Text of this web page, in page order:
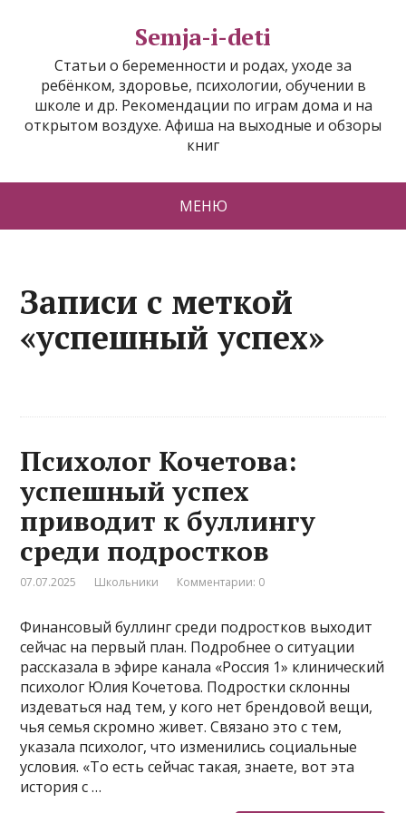
Semja-i-deti
Статьи о беременности и родах, уходе за
ребёнком, здоровье, психологии, обучении в
школе и др. Рекомендации по играм дома и на
открытом воздухе. Афиша на выходные и обзоры
книг
МЕНЮ
Записи с меткой
«успешный успех»
Психолог Кочетова:
успешный успех
приводит к буллингу
среди подростков
07.07.2025 Школьники Комментарии: 0
Финансовый буллинг среди подростков выходит
сейчас на первый план. Подробнее о ситуации
рассказала в эфире канала «Россия 1» клинический
психолог Юлия Кочетова. Подростки склонны
издеваться над тем, у кого нет брендовой вещи,
чья семья скромно живет. Связано это с тем,
указала психолог, что изменились социальные
условия. «То есть сейчас такая, знаете, вот эта
история с …